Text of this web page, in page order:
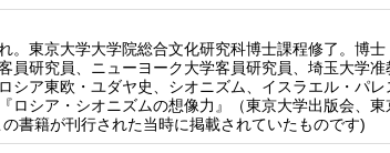
。東京大学大学院総合文化研究科博士課程修了。博
員研究員、ニューヨーク大学客員研究員、埼玉大学
シア東欧・ユダヤ史、シオニズム、イスラエル・パ
ロシア・シオニズムの想像力』（東京大学出版会、
書籍が刊行された当時に掲載されていたものです)